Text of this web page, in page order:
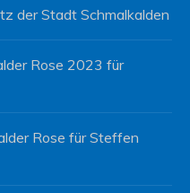
der Stadt Schmalkalden
Rose 2023 für
Rose für Steffen